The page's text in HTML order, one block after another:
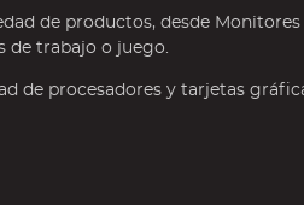
de productos, desde
de trabajo o juego.
de procesadores y tarjetas